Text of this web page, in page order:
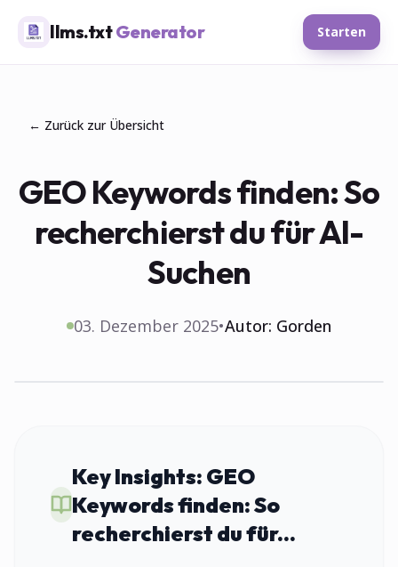
llms.txtGenerator Starten
← Zurück zur Übersicht
GEO Keywords finden: So
recherchierst du für AI-
Suchen
03. Dezember 2025•Autor: Gorden
Key Insights: GEO
Keywords finden: So
recherchierst du für...